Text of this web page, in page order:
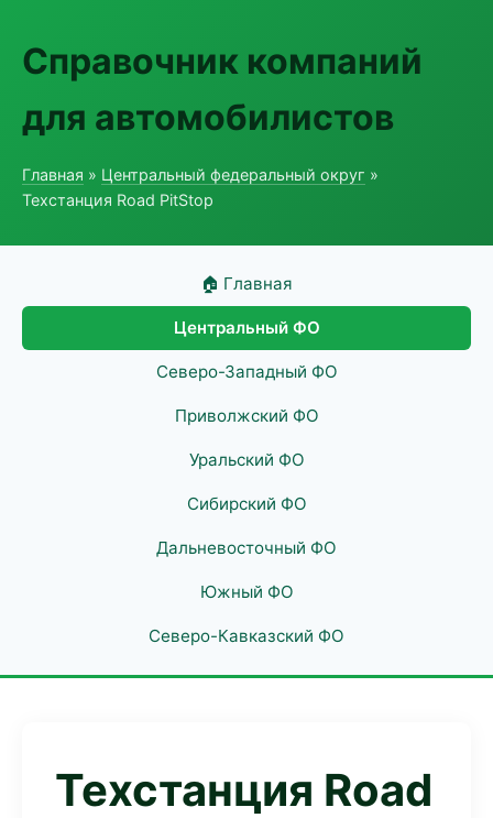
Справочник компаний
для автомобилистов
Главная » Центральный федеральный округ »
Техстанция Road PitStop
🏠 Главная
Центральный ФО
Северо-Западный ФО
Приволжский ФО
Уральский ФО
Сибирский ФО
Дальневосточный ФО
Южный ФО
Северо-Кавказский ФО
Техстанция Road